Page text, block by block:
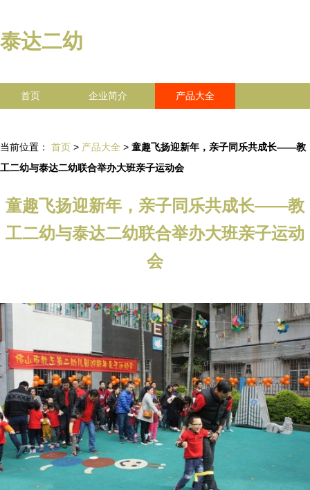
泰达二幼
首页 企业简介 产品大全
当前位置： 首页 > 产品大全 > 童趣飞扬迎新年，亲子同乐共成长——教
工二幼与泰达二幼联合举办大班亲子运动会
童趣飞扬迎新年，亲子同乐共成长——教
工二幼与泰达二幼联合举办大班亲子运动
会